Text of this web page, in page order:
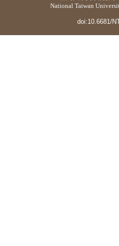
National Taiwan
doi:10.6681/